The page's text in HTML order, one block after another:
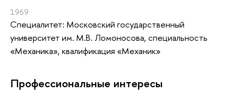
1969
Специалитет: Московский государственный
университет им. М.В. Ломоносова, специальность
«Механика», квалификация «Механик»
Профессиональные интересы